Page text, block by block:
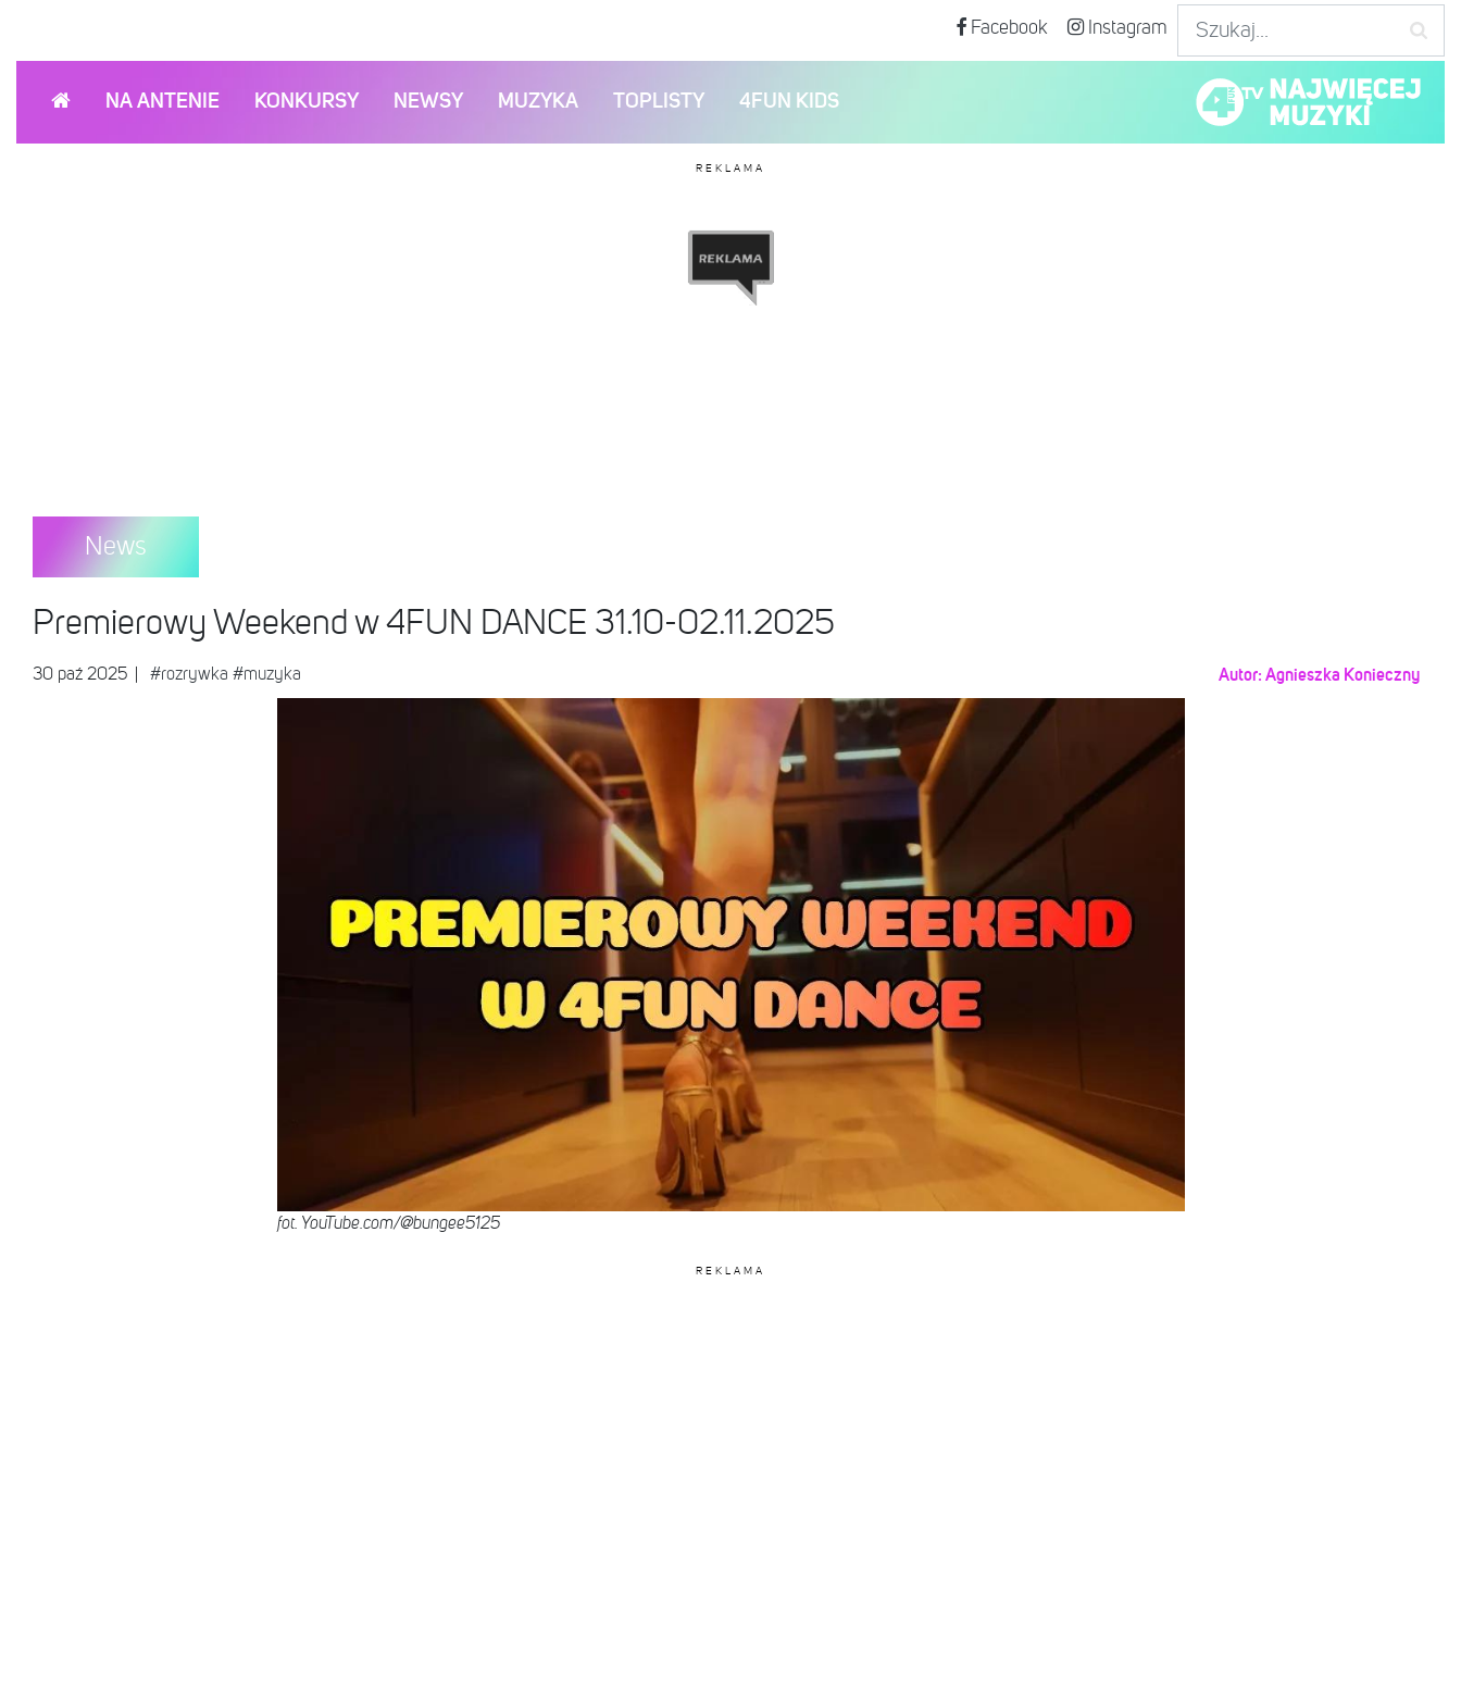
Facebook Instagram
NA ANTENIE KONKURSY NEWSY MUZYKA TOPLISTY 4FUN KIDS
REKLAMA
News
Premierowy Weekend w 4FUN DANCE 31.10-02.11.2025
30 paź 2025 #rozrywka #muzyka Autor: Agnieszka Konieczny
fot. YouTube.com/@bungee5125
REKLAMA